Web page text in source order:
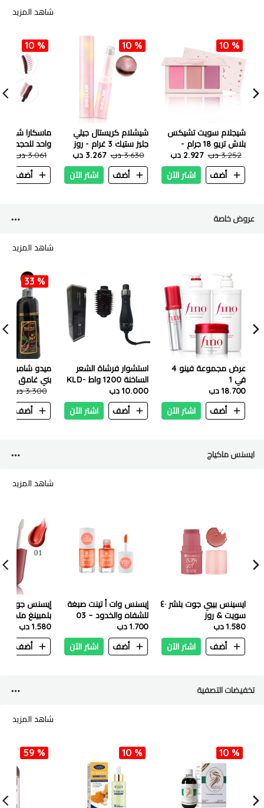
شاهد المزيد
10 %
شيجلام سويت تشيكس
بلاش تريو 18 جرام -
إنامورد
3.252 دب
2.927 دب
أضف
اشتر الآن
10 %
شيشلام كريستال جيلي
جليز ستيك 3 غرام - روز
جيم
3.630 دب
3.267 دب
أضف
اشتر الآن
10 %
ماسكارا
× 2 - عنابي مقاوم للماء
3.061 دب
أضف
عروض خاصة
شاهد المزيد
عرض مجموعة فينو 4
في 1
18.700 دب
أضف
اشتر الآن
استشوار فرشاة الشعر
الساخنة 1200 واط KLD-
806
10.000 دب
أضف
اشتر الآن
33 %
ميدو شامبو
بني غامق (3.0) 500 مل
3.300 دب
أضف
ايسنس ماكياج
شاهد المزيد
ايسينس بيبي جوت بلشر ٤٠
سويت & روز
1.580 دب
أضف
اشتر الآن
إيسنس وات أ تينت صبغة
للشفاه والخدود – 03
بيتشي فايبز – 4.9 مل
1.700 دب
أضف
اشتر الآن
إيسنس جوسي
مل – 01
ستروبيري
1.580 دب
أضف
تخفيضات التصفية
شاهد المزيد
10 %
10 %
59 %